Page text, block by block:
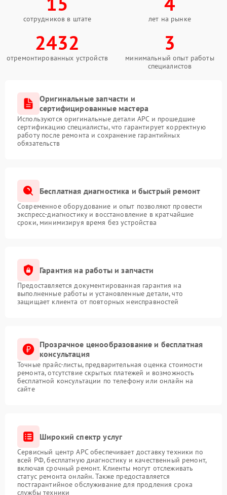
сотрудников в штате лет на рынке
2432
отремонтированных устройств
3
минимальный опыт работы
специалистов
Оригинальные запчасти и
сертифицированные мастера
Используются оригинальные детали APC и прошедшие
сертификацию специалисты, что гарантирует корректную
работу после ремонта и сохранение гарантийных
обязательств
Бесплатная диагностика и быстрый ремонт
Современное оборудование и опыт позволяют провести
экспресс-диагностику и восстановление в кратчайшие
сроки, минимизируя время без устройства
Гарантия на работы и запчасти
Предоставляется документированная гарантия на
выполненные работы и установленные детали, что
защищает клиента от повторных неисправностей
Прозрачное ценообразование и бесплатная
консультация
Точные прайс-листы, предварительная оценка стоимости
ремонта, отсутствие скрытых платежей и возможность
бесплатной консультации по телефону или онлайн на
сайте
Широкий спектр услуг
Сервисный центр APC обеспечивает доставку техники по
всей РФ, бесплатную диагностику и качественный ремонт,
включая срочный ремонт. Клиенты могут отслеживать
статус ремонта онлайн. Также предоставляется
постгарантийное обслуживание для продления срока
службы техники